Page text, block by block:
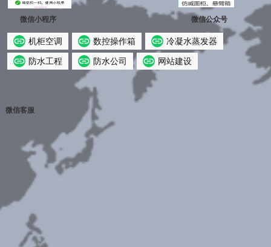
机柜空调 数控操作箱 冷凝水蒸发器
防水工程 防水公司 网站建设
微信公众号
微信小程序
微信客服